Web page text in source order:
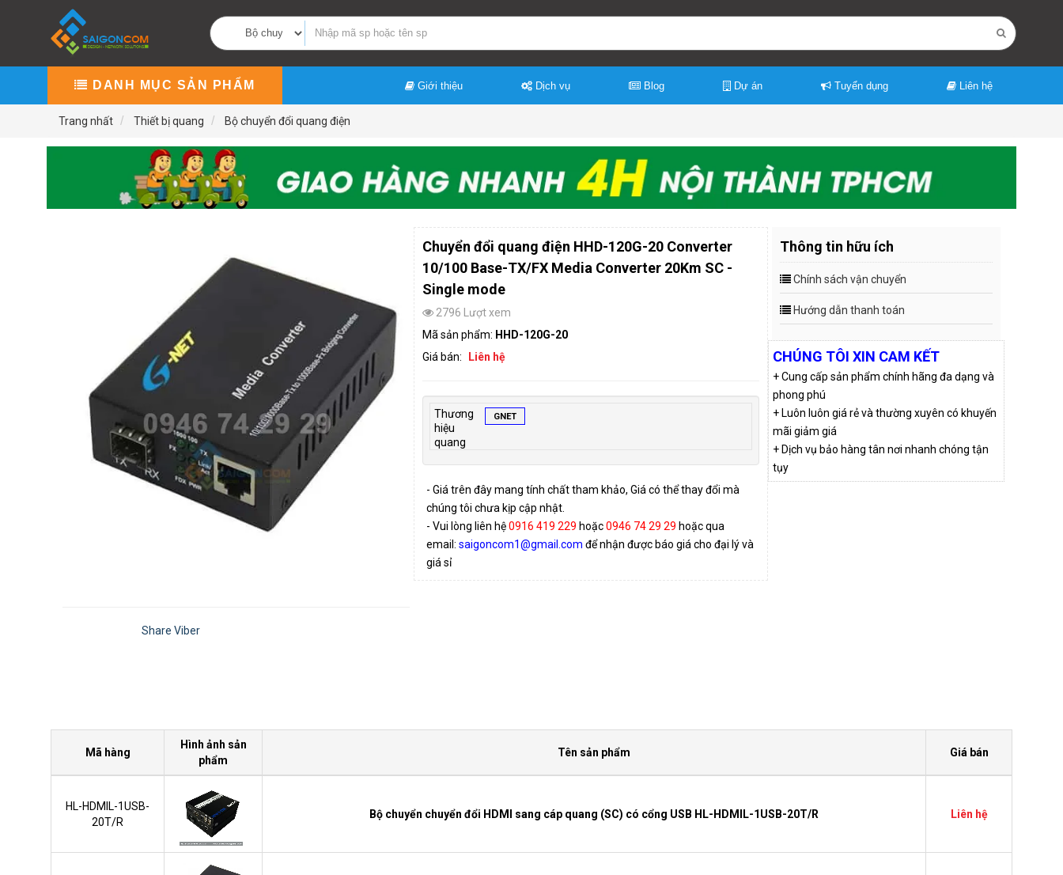
DANH MỤC SẢN PHẨM Giới thiệu Dịch vụ Blog Dự án Tuyển dụng Liên hệ
Trang nhất Thiết bị quang Bộ chuyển đổi quang điện
Share Viber
Chuyển đổi quang điện HHD-120G-20 Converter
10/100 Base-TX/FX Media Converter 20Km SC -
Single mode
2796 Lượt xem
Mã sản phẩm: HHD-120G-20
Giá bán:
Liên hệ
Thương
hiệu
quang
GNET
- Giá trên đây mang tính chất tham khảo, Giá có thể thay đổi mà
chúng tôi chưa kịp cập nhật.
- Vui lòng liên hệ0916 419 229 hoặc0946 74 29 29 hoặc qua
email: saigoncom1@gmail.com để nhận được báo giá cho đại lý và
giá sỉ
Thông tin hữu ích
Chính sách vận chuyển
Hướng dẫn thanh toán
CHÚNG TÔI XIN CAM KẾT
+ Cung cấp sản phẩm chính hãng đa dạng và
phong phú
+ Luôn luôn giá rẻ và thường xuyên có khuyến
mãi giảm giá
+ Dịch vụ bảo hàng tân nơi nhanh chóng tận
tụy
Mã hàng
Hình ảnh sản
phẩm
Tên sản phẩm Giá bán
HL-HDMIL-1USB-
20T/R
Bộ chuyển chuyển đổi HDMI sang cáp quang (SC) có cổng USB HL-HDMIL-1USB-20T/R Liên hệ